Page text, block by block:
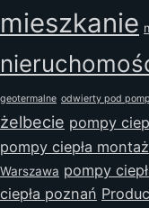
mieszkanie
geotermalne odwierty pod
żelbecie pompy
pompy ciepła
Warszawa pompy
ciepła poznań